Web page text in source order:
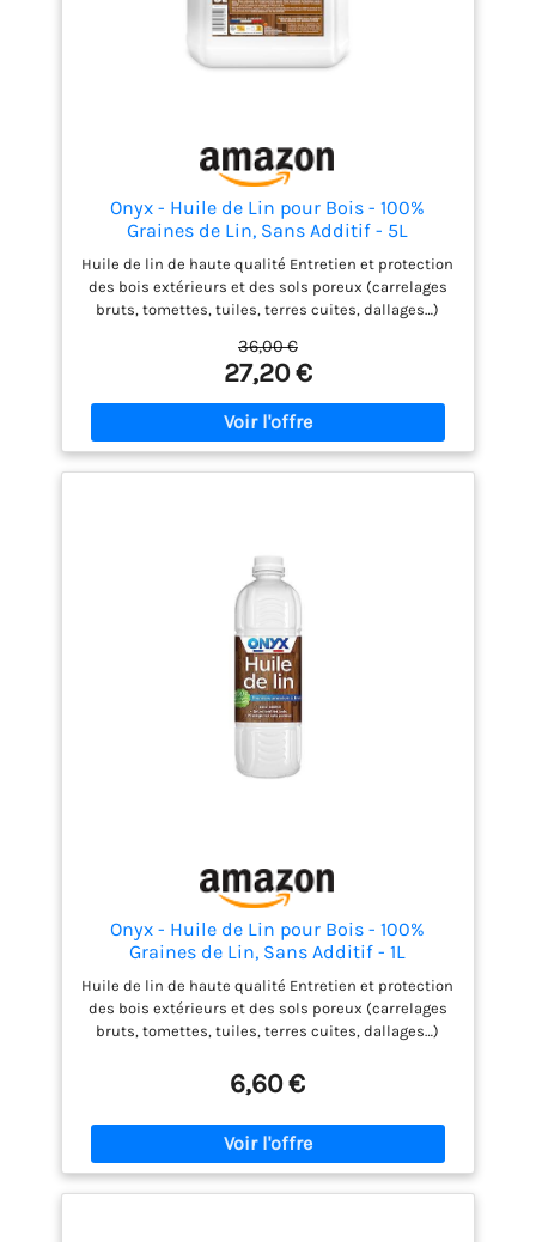
Onyx - Huile de Lin pour Bois - 100%
Graines de Lin, Sans Additif - 5L
Huile de lin de haute qualité Entretien et protection
des bois extérieurs et des sols poreux (carrelages
bruts, tomettes, tuiles, terres cuites, dallages…)
redonner de l’éclat aux bois vernis et entretenir le
linoléum Également efficace pour assouplir les
mastics ou diluer les peintures à l’huile et enduits
gras Conçue à 100% à partir de graines de lin
obtenues par première pression à froid Produit de
fabrication française, Onyx vous fournit les produits
36,00 €
27,20 €
Onyx - Huile de Lin pour Bois - 100%
Graines de Lin, Sans Additif - 1L
Huile de lin de haute qualité Entretien et protection
des bois extérieurs et des sols poreux (carrelages
bruts, tomettes, tuiles, terres cuites, dallages…)
redonner de l’éclat aux bois vernis et entretenir le
linoléum Également efficace pour assouplir les
mastics ou diluer les peintures à l’huile et enduits
gras Conçue à 100% à partir de graines de lin
obtenues par première pression à froid Produit de
fabrication française, Onyx vous fournit les produits
6,60 €